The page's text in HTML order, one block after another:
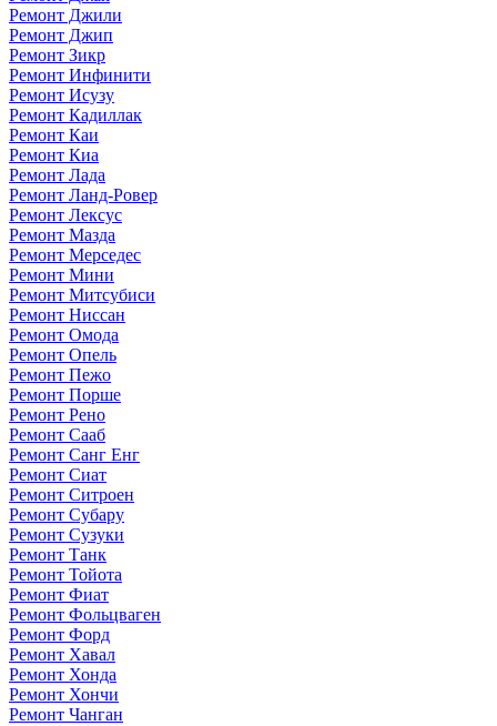
Ремонт Джили
Ремонт Джип
Ремонт Зикр
Ремонт Инфинити
Ремонт Исузу
Ремонт Кадиллак
Ремонт Каи
Ремонт Киа
Ремонт Лада
Ремонт Ланд-Ровер
Ремонт Лексус
Ремонт Мазда
Ремонт Мерседес
Ремонт Мини
Ремонт Митсубиси
Ремонт Ниссан
Ремонт Омода
Ремонт Опель
Ремонт Пежо
Ремонт Порше
Ремонт Рено
Ремонт Сааб
Ремонт Санг Енг
Ремонт Сиат
Ремонт Ситроен
Ремонт Субару
Ремонт Сузуки
Ремонт Танк
Ремонт Тойота
Ремонт Фиат
Ремонт Фольцваген
Ремонт Форд
Ремонт Хавал
Ремонт Хонда
Ремонт Хончи
Ремонт Чанган